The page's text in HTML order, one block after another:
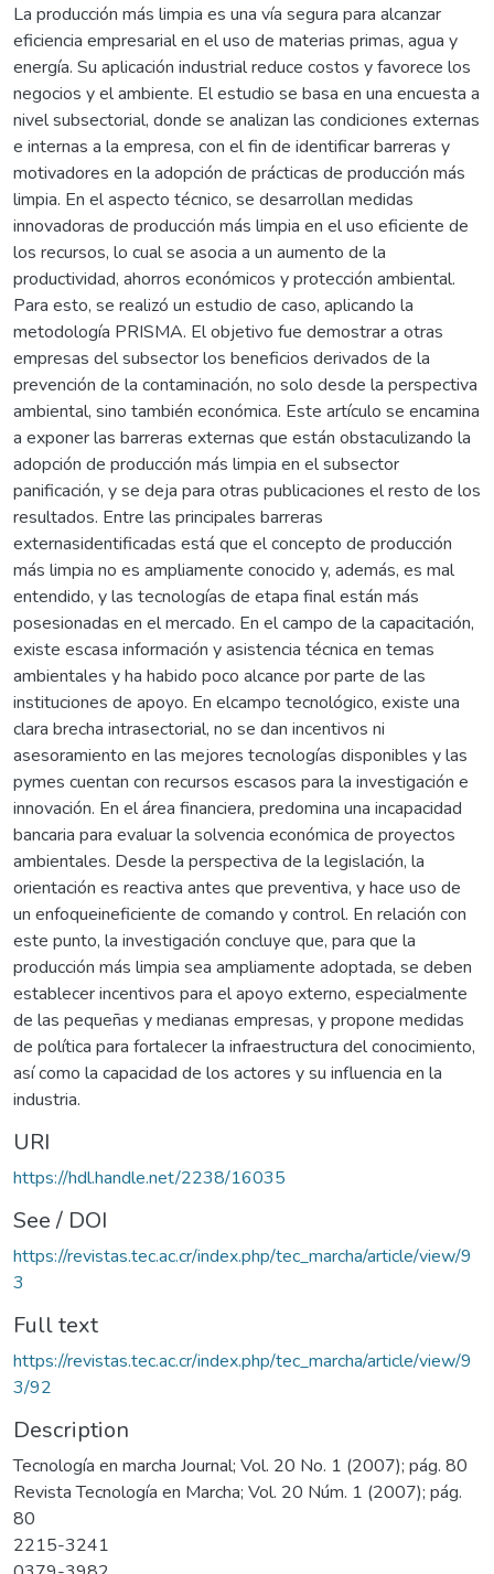
La producción más limpia es una vía segura para alcanzar
eficiencia empresarial en el uso de materias primas, agua y
energía. Su aplicación industrial reduce costos y favorece los
negocios y el ambiente. El estudio se basa en una encuesta a
nivel subsectorial, donde se analizan las condiciones externas
e internas a la empresa, con el fin de identificar barreras y
motivadores en la adopción de prácticas de producción más
limpia. En el aspecto técnico, se desarrollan medidas
innovadoras de producción más limpia en el uso eficiente de
los recursos, lo cual se asocia a un aumento de la
productividad, ahorros económicos y protección ambiental.
Para esto, se realizó un estudio de caso, aplicando la
metodología PRISMA. El objetivo fue demostrar a otras
empresas del subsector los beneficios derivados de la
prevención de la contaminación, no solo desde la perspectiva
ambiental, sino también económica. Este artículo se encamina
a exponer las barreras externas que están obstaculizando la
adopción de producción más limpia en el subsector
panificación, y se deja para otras publicaciones el resto de los
resultados. Entre las principales barreras
externasidentificadas está que el concepto de producción
más limpia no es ampliamente conocido y, además, es mal
entendido, y las tecnologías de etapa final están más
posesionadas en el mercado. En el campo de la capacitación,
existe escasa información y asistencia técnica en temas
ambientales y ha habido poco alcance por parte de las
instituciones de apoyo. En elcampo tecnológico, existe una
clara brecha intrasectorial, no se dan incentivos ni
asesoramiento en las mejores tecnologías disponibles y las
pymes cuentan con recursos escasos para la investigación e
innovación. En el área financiera, predomina una incapacidad
bancaria para evaluar la solvencia económica de proyectos
ambientales. Desde la perspectiva de la legislación, la
orientación es reactiva antes que preventiva, y hace uso de
un enfoqueineficiente de comando y control. En relación con
este punto, la investigación concluye que, para que la
producción más limpia sea ampliamente adoptada, se deben
establecer incentivos para el apoyo externo, especialmente
de las pequeñas y medianas empresas, y propone medidas
de política para fortalecer la infraestructura del conocimiento,
así como la capacidad de los actores y su influencia en la
industria.
URI
https://hdl.handle.net/2238/16035
See / DOI
https://revistas.tec.ac.cr/index.php/tec_marcha/article/view/9
3
Full text
https://revistas.tec.ac.cr/index.php/tec_marcha/article/view/9
3/92
Description
Tecnología en marcha Journal; Vol. 20 No. 1 (2007); pág. 80
Revista Tecnología en Marcha; Vol. 20 Núm. 1 (2007); pág.
80
2215-3241